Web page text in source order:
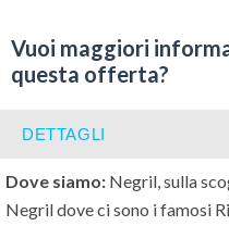
Vuoi maggiori
questa offerta?
DETTAGLI
Dove siamo: Negril, sulla
Negril dove ci sono i famosi